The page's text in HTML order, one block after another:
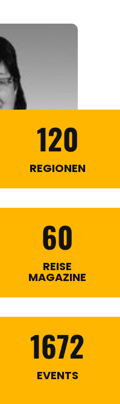
120
REGIONEN
60
REISE
MAGAZINE
1672
EVENTS